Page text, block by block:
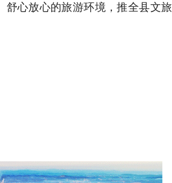
心放心的旅游环境，推全县文旅